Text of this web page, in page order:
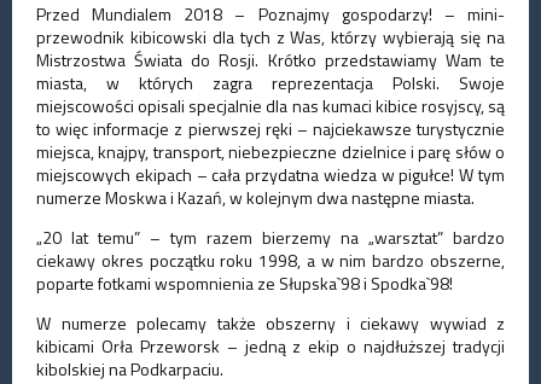
Przed Mundialem 2018 – Poznajmy gospodarzy! – mini-
przewodnik kibicowski dla tych z Was, którzy wybierają się na
Mistrzostwa Świata do Rosji. Krótko przedstawiamy Wam te
miasta, w których zagra reprezentacja Polski. Swoje
miejscowości opisali specjalnie dla nas kumaci kibice rosyjscy, są
to więc informacje z pierwszej ręki – najciekawsze turystycznie
miejsca, knajpy, transport, niebezpieczne dzielnice i parę słów o
miejscowych ekipach – cała przydatna wiedza w pigułce! W tym
numerze Moskwa i Kazań, w kolejnym dwa następne miasta.
„20 lat temu” – tym razem bierzemy na „warsztat” bardzo
ciekawy okres początku roku 1998, a w nim bardzo obszerne,
poparte fotkami wspomnienia ze Słupska`98 i Spodka`98!
W numerze polecamy także obszerny i ciekawy wywiad z
kibicami Orła Przeworsk – jedną z ekip o najdłuższej tradycji
kibolskiej na Podkarpaciu.